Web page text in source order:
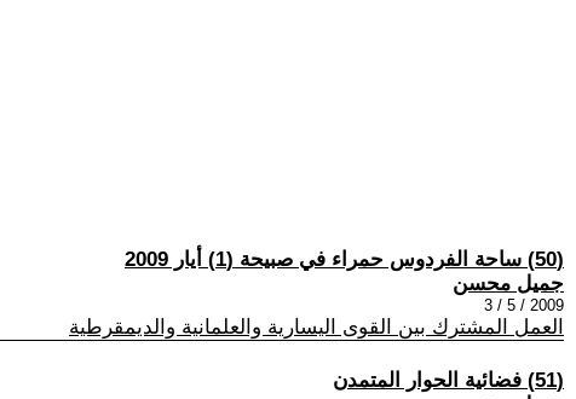
(50) ساحة الفردوس حمراء في صبيحة (1) أيار 2009
جميل محسن
2009 / 5 / 3
العمل المشترك بين القوى اليسارية والعلمانية والديمقرطية
(51) فضائية الحوار المتمدن